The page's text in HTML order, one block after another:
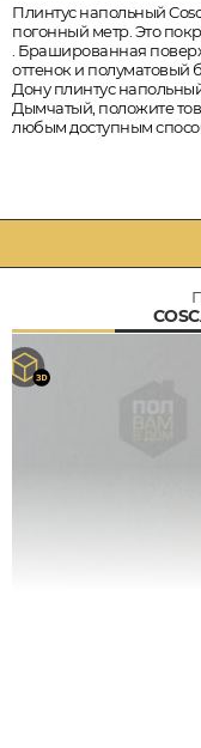
Плинтус напольный
погонный метр. Это
. Брашированная
оттенок и полуматовый
Дону плинтус
Дымчатый, положите
любым доступным